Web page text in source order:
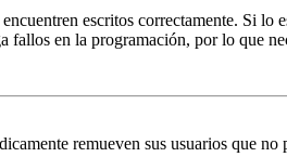
escritos correctamente. Si
en la programación, por lo que
remueven sus usuarios que